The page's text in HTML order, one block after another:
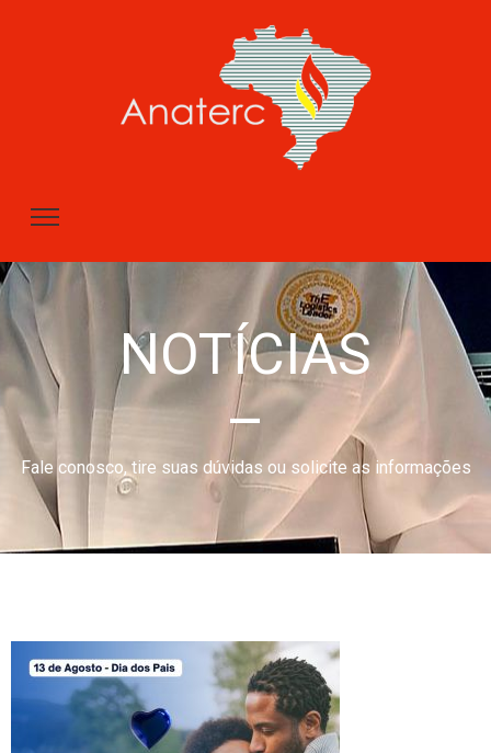
NOTÍCIAS
–
Fale conosco, tire suas dúvidas ou solicite as informações